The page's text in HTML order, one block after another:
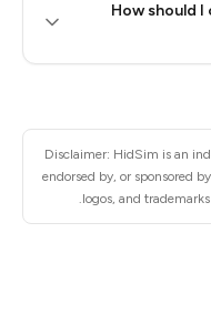
How should
Disclaimer: HidSim is an
endorsed by, or sponsored
logos, and